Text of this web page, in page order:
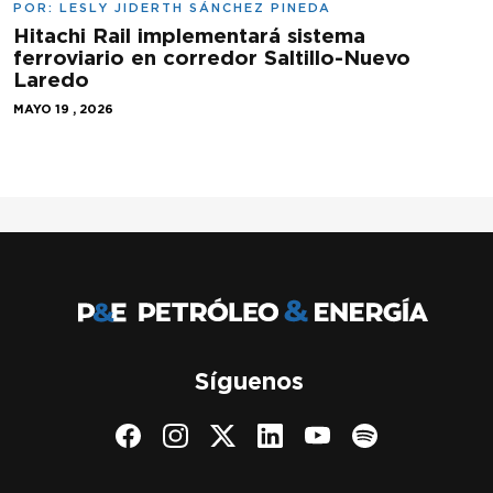
POR: LESLY JIDERTH SÁNCHEZ PINEDA
Hitachi Rail implementará sistema
ferroviario en corredor Saltillo-Nuevo
Laredo
MAYO 19 , 2026
Síguenos